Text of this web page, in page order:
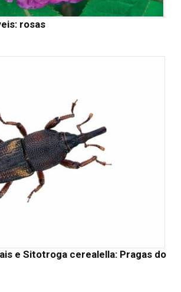
rosas
e Sitotroga cerealella: Pragas do